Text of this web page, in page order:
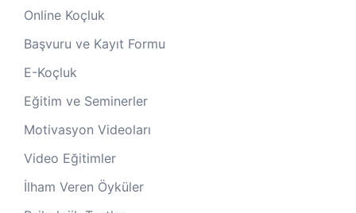
Online Koçluk
Başvuru ve Kayıt Formu
E-Koçluk
Eğitim ve Seminerler
Motivasyon Videoları
Video Eğitimler
İlham Veren Öyküler